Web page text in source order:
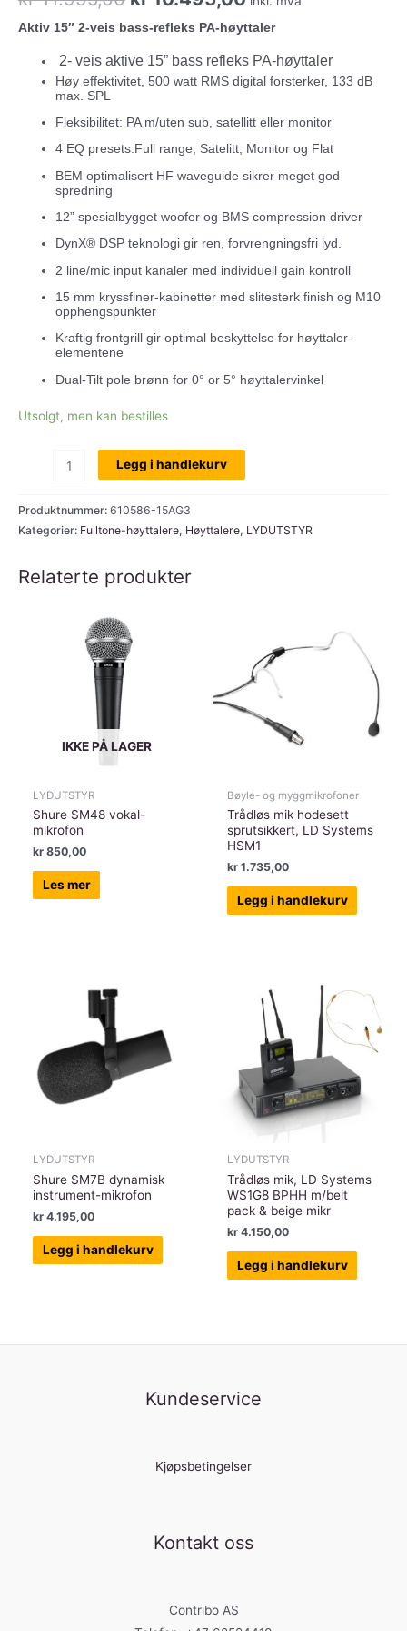
pris
var:
pris
er:
Aktiv 15″ 2-veis bass-refleks PA-høyttaler
2- veis aktive 15” bass refleks PA-høyttaler
Høy effektivitet, 500 watt RMS digital forsterker, 133 dB
max. SPL
Fleksibilitet: PA m/uten sub, satellitt eller monitor
4 EQ presets:Full range, Satelitt, Monitor og Flat
BEM optimalisert HF waveguide sikrer meget god
spredning
12” spesialbygget woofer og BMS compression driver
DynX® DSP teknologi gir ren, forvrengningsfri lyd.
2 line/mic input kanaler med individuell gain kontroll
15 mm kryssfiner-kabinetter med slitesterk finish og M10
opphengspunkter
Kraftig frontgrill gir optimal beskyttelse for høyttaler-
elementene
Dual-Tilt pole brønn for 0° or 5° høyttalervinkel
Utsolgt, men kan bestilles
Stinger
15
15"
Legg i handlekurv
Produktnummer: 610586-15AG3
Kategorier: Fulltone-høyttalere, Høyttalere, LYDUTSTYR
Relaterte produkter
IKKE PÅ LAGER
LYDUTSTYR
Shure SM48 vokal-
mikrofon
kr 850,00
Les mer
Bøyle- og myggmikrofoner
Trådløs mik hodesett
sprutsikkert, LD Systems
HSM1
kr 1.735,00
Legg i handlekurv
LYDUTSTYR
Shure SM7B dynamisk
instrument-mikrofon
kr 4.195,00
Legg i handlekurv
LYDUTSTYR
Trådløs mik, LD Systems
WS1G8 BPHH m/belt
pack & beige mikr
kr 4.150,00
Legg i handlekurv
Kundeservice
Kjøpsbetingelser
Kontakt oss
Contribo AS